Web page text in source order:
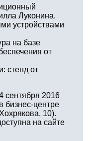
Луконина.
устройствами
на базе
от
стенд от
сентября 2016
бизнес-центре
10).
на сайте